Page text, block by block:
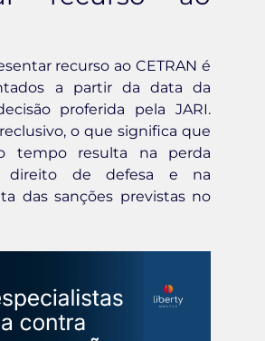
recurso ao CETRAN é
a partir da data da
proferida pela JARI.
o que significa que
tempo resulta na perda
direito de defesa e na
das sanções previstas no